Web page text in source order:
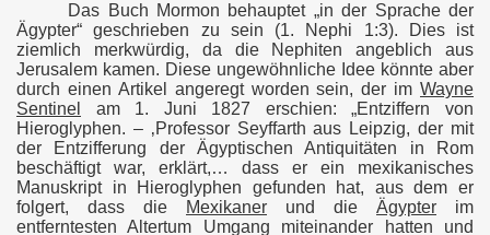
Das Buch Mormon behauptet „in der Sprache der
Ägypter“ geschrieben zu sein (1. Nephi 1:3). Dies ist
ziemlich merkwürdig, da die Nephiten angeblich aus
Jerusalem kamen. Diese ungewöhnliche Idee könnte aber
durch einen Artikel angeregt worden sein, der im Wayne
Sentinel
am 1. Juni 1827 erschien: „Entziffern von
Hieroglyphen. – ‚Professor Seyffarth aus Leipzig, der mit
der Entzifferung der Ägyptischen Antiquitäten in Rom
beschäftigt war, erklärt,… dass er ein mexikanisches
Manuskript in Hieroglyphen gefunden hat, aus dem er
folgert, dass die
Mexikaner und die Ägypter im
entferntesten Altertum Umgang miteinander hatten und
Buches Mormon